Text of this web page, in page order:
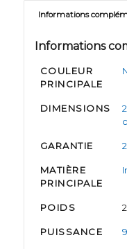
Informations
Informations
COULEUR
PRINCIPALE
DIMENSIONS
GARANTIE
MATIÈRE
PRINCIPALE
POIDS
PUISSANCE